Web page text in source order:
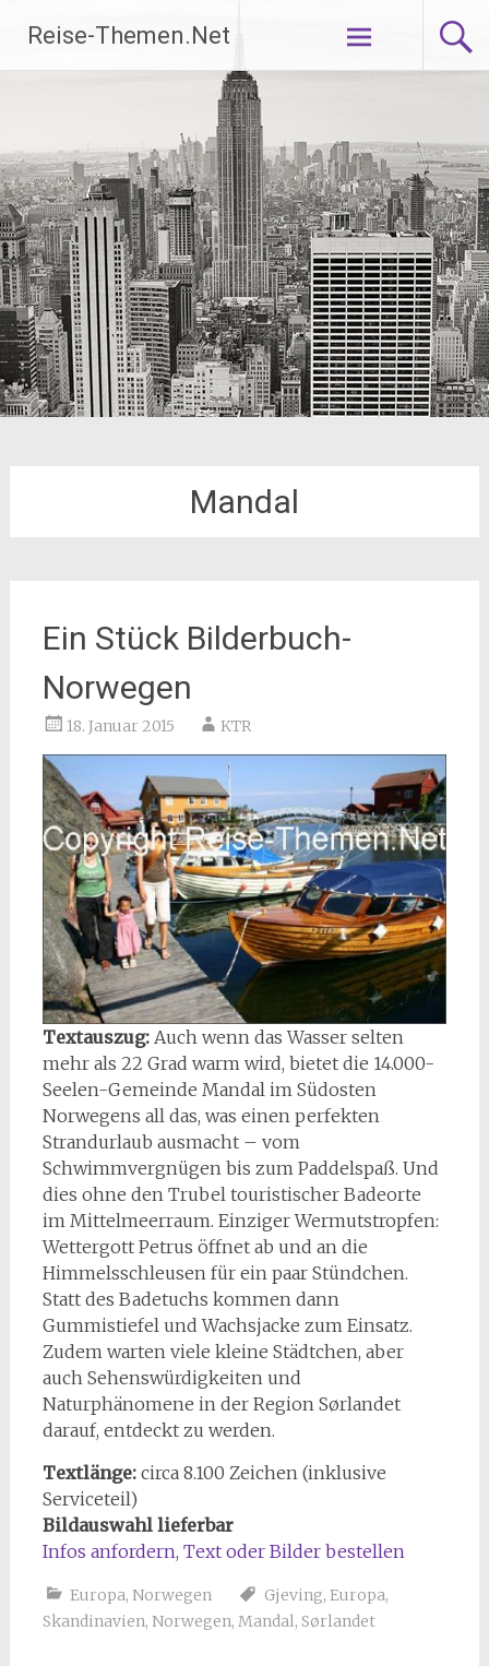
Inhalt
springen
Reise-Themen.Net
Mandal
Ein Stück Bilderbuch-
Norwegen
18. Januar 2015 KTR
Textauszug: Auch wenn das Wasser selten
mehr als 22 Grad warm wird, bietet die 14.000-
Seelen-Gemeinde Mandal im Südosten
Norwegens all das, was einen perfekten
Strandurlaub ausmacht – vom
Schwimmvergnügen bis zum Paddelspaß. Und
dies ohne den Trubel touristischer Badeorte
im Mittelmeerraum. Einziger Wermutstropfen:
Wettergott Petrus öffnet ab und an die
Himmelsschleusen für ein paar Stündchen.
Statt des Badetuchs kommen dann
Gummistiefel und Wachsjacke zum Einsatz.
Zudem warten viele kleine Städtchen, aber
auch Sehenswürdigkeiten und
Naturphänomene in der Region Sørlandet
darauf, entdeckt zu werden.
Textlänge:circa 8.100 Zeichen (inklusive
Serviceteil)
Bildauswahl lieferbar
Infos anfordern, Text oder Bilder bestellen
Europa, Norwegen Gjeving, Europa,
Skandinavien, Norwegen, Mandal, Sørlandet